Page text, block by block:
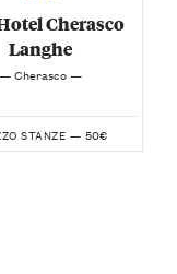
Cherasco
Langhe
— Cherasco —
STANZE — 50€